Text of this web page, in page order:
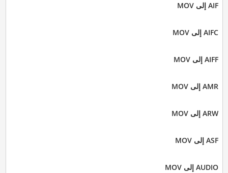
AIF إلى MOV
AIFC إلى MOV
AIFF إلى MOV
AMR إلى MOV
ARW إلى MOV
ASF إلى MOV
AUDIO إلى MOV